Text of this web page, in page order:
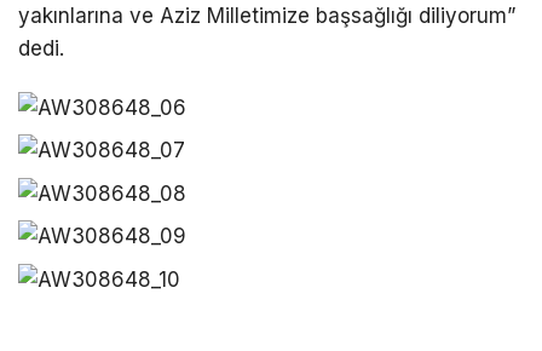
yakınlarına ve Aziz Milletimize başsağlığı diliyorum”
dedi.